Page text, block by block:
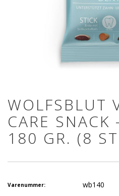
WOLFSBLUT
CARE SNACK
180 GR. (8
Varenummer: wb140